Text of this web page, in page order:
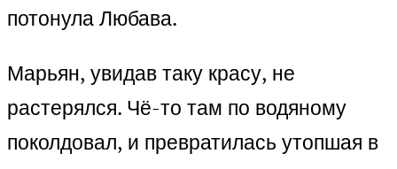
потонула Любава.
Марьян, увидав таку красу, не
растерялся. Чё-то там по водяному
поколдовал, и превратилась утопшая в